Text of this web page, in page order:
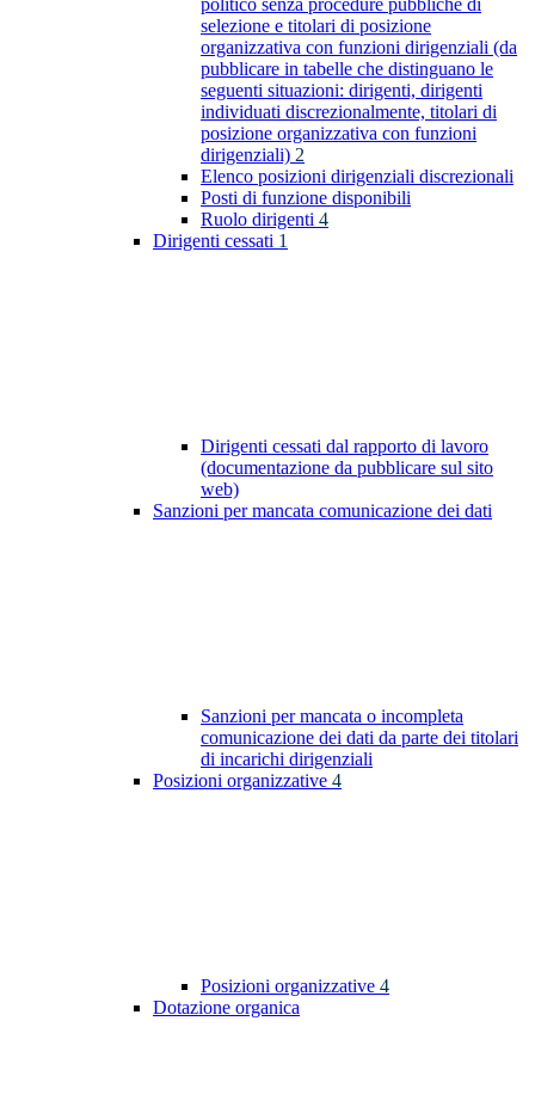
politico senza procedure pubbliche di
selezione e titolari di posizione
organizzativa con funzioni dirigenziali (da
pubblicare in tabelle che distinguano le
seguenti situazioni: dirigenti, dirigenti
individuati discrezionalmente, titolari di
posizione organizzativa con funzioni
dirigenziali) 2
Elenco posizioni dirigenziali discrezionali
Posti di funzione disponibili
Ruolo dirigenti 4
Dirigenti cessati 1
Dirigenti cessati dal rapporto di lavoro
(documentazione da pubblicare sul sito
web)
Sanzioni per mancata comunicazione dei dati
Sanzioni per mancata o incompleta
comunicazione dei dati da parte dei titolari
di incarichi dirigenziali
Posizioni organizzative 4
Posizioni organizzative 4
Dotazione organica